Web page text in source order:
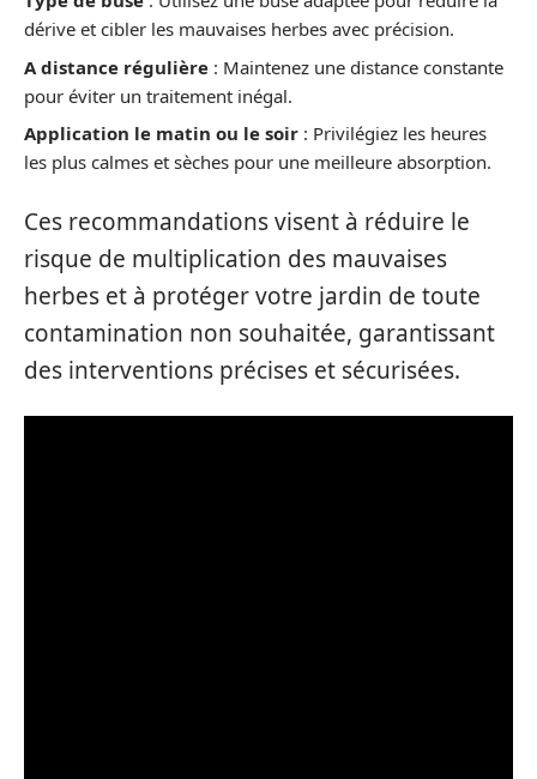
dérive et cibler les mauvaises herbes avec précision.
A distance régulière : Maintenez une distance constante
pour éviter un traitement inégal.
Application le matin ou le soir : Privilégiez les heures
les plus calmes et sèches pour une meilleure absorption.
Ces recommandations visent à réduire le
risque de multiplication des mauvaises
herbes et à protéger votre jardin de toute
contamination non souhaitée, garantissant
des interventions précises et sécurisées.